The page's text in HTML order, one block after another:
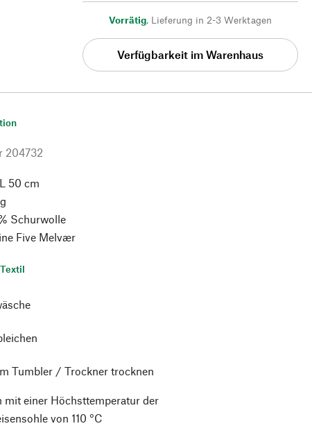
Vorrätig, Lieferung in 2-3 Werktagen
Verfügbarkeit im Warenhaus
204732
50 cm
Schurwolle
Five Melvær
Tumbler / Trockner trocknen
mit einer Höchsttemperatur der
von 110 °C